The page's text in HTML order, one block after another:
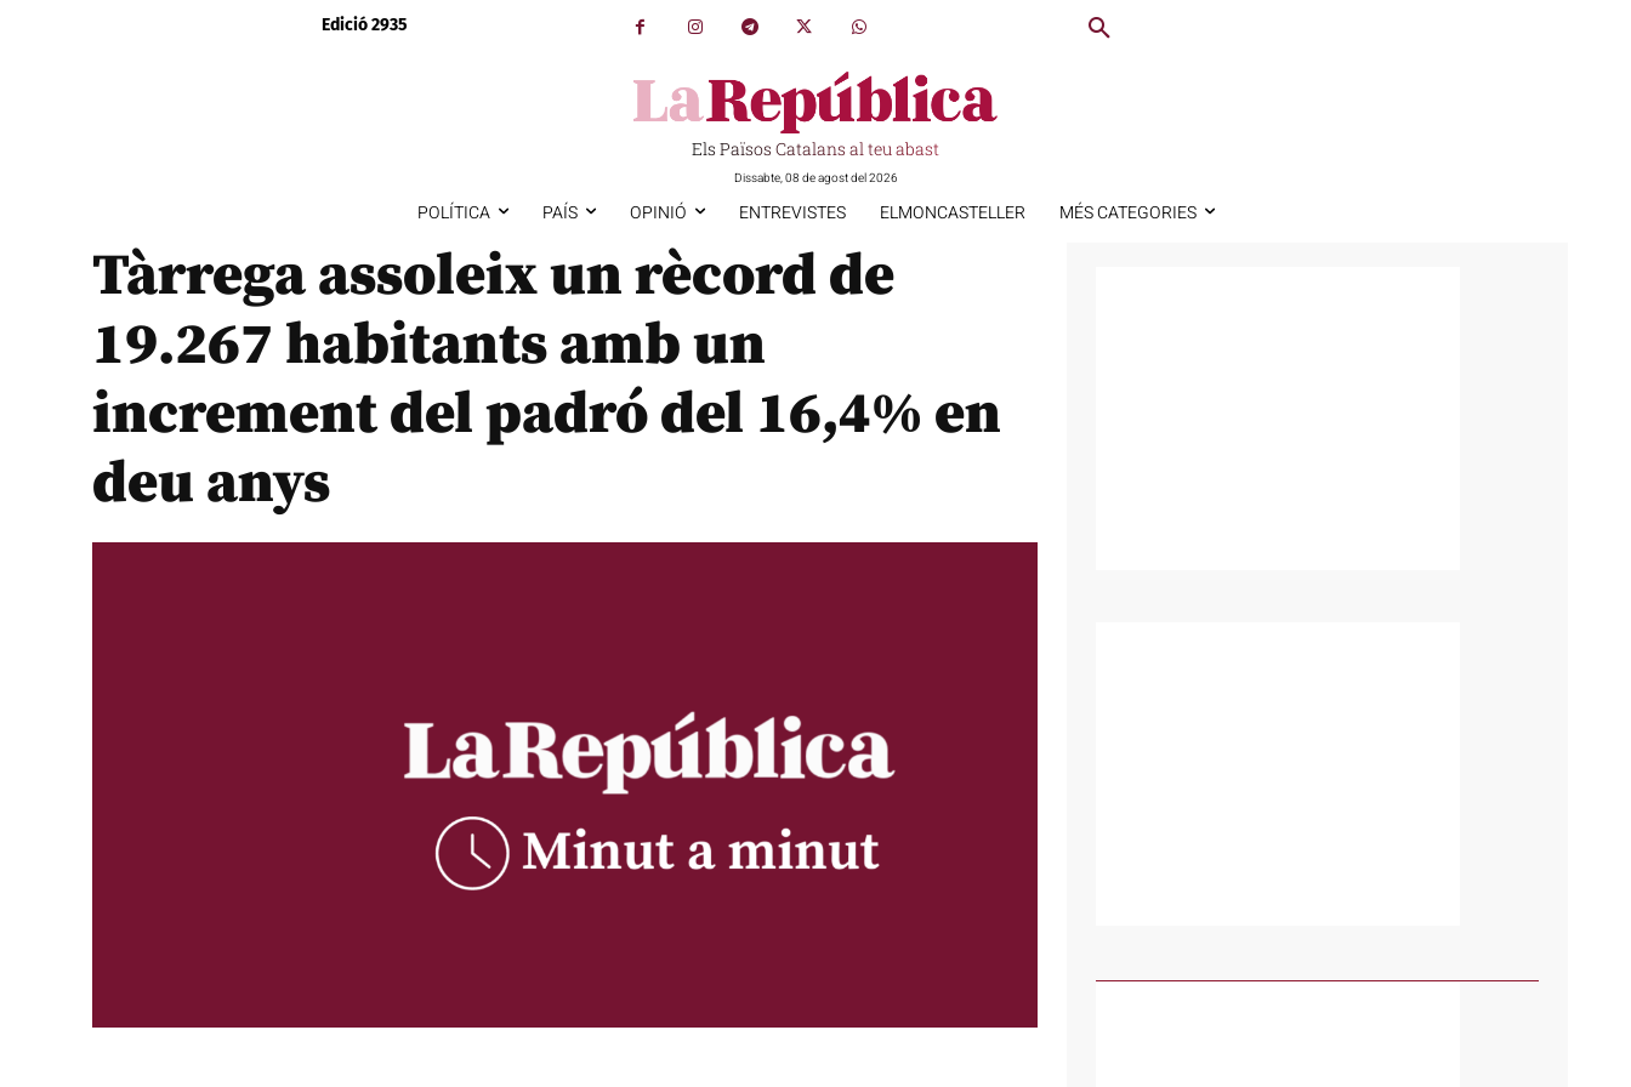
Edició 2935
Els Països Catalans al teu abast
Dissabte, 08 de agost del 2026
POLÍTICA PAÍS OPINIÓ ENTREVISTES ELMONCASTELLER MÉS CATEGORIES
Tàrrega assoleix un rècord de
19.267 habitants amb un
increment del padró del 16,4% en
deu anys